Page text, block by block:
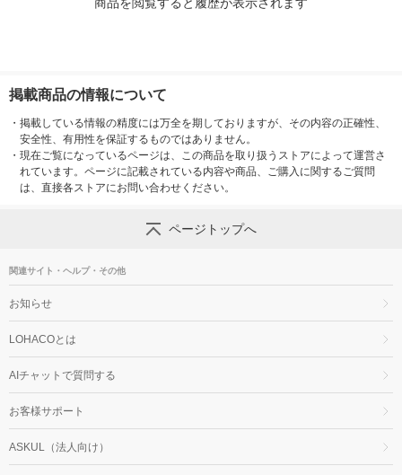
商品を閲覧すると履歴が表示されます
掲載商品の情報について
・ 掲載している情報の精度には万全を期しておりますが、その内容の正確性、
安全性、有用性を保証するものではありません。
・ 現在ご覧になっているページは、この商品を取り扱うストアによって運営さ
れています。ページに記載されている内容や商品、ご購入に関するご質問
は、直接各ストアにお問い合わせください。
ページトップへ
関連サイト・ヘルプ・その他
お知らせ
LOHACOとは
AIチャットで質問する
お客様サポート
ASKUL（法人向け）